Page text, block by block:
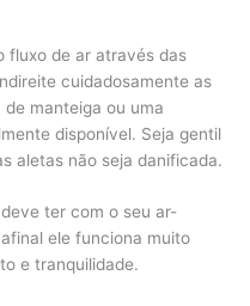
fluxo de ar através das
cuidadosamente as
manteiga ou uma
disponível. Seja gentil
aletas não seja danificada.
ter com o seu ar-
ele funciona muito
e tranquilidade.